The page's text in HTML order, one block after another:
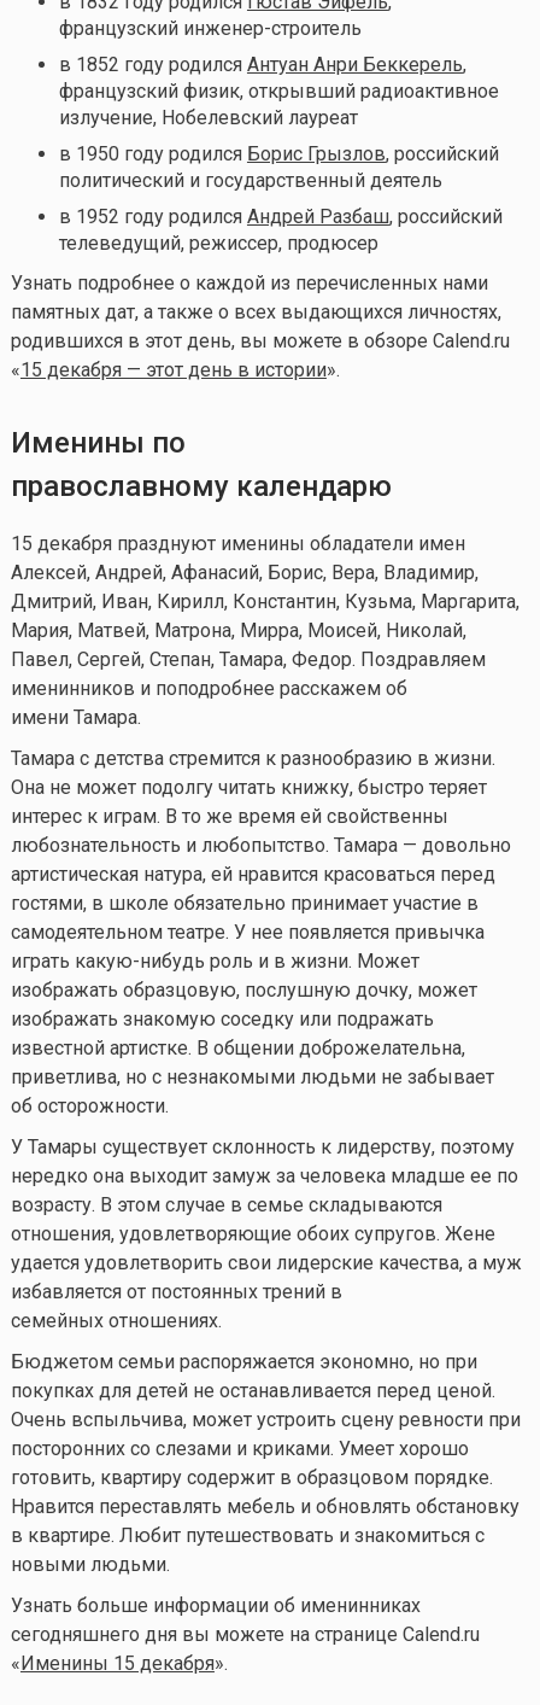
французский инженер-строитель
в 1852 году родился Антуан Анри Беккерель,
французский физик, открывший радиоактивное
излучение, Нобелевский лауреат
в 1950 году родился Борис Грызлов, российский
политический и государственный деятель
в 1952 году родился Андрей Разбаш, российский
телеведущий, режиссер, продюсер
Узнать подробнее о каждой из перечисленных нами
памятных дат, а также о всех выдающихся личностях,
родившихся в этот день, вы можете в обзоре Calend.ru
«15 декабря — этот день в истории».
Именины по
православному календарю
15 декабря празднуют именины обладатели имен
Алексей, Андрей, Афанасий, Борис, Вера, Владимир,
Дмитрий, Иван, Кирилл, Константин, Кузьма, Маргарита,
Мария, Матвей, Матрона, Мирра, Моисей, Николай,
Павел, Сергей, Степан, Тамара, Федор. Поздравляем
именинников и поподробнее расскажем об
имени Тамара.
Тамара с детства стремится к разнообразию в жизни.
Она не может подолгу читать книжку, быстро теряет
интерес к играм. В то же время ей свойственны
любознательность и любопытство. Тамара — довольно
артистическая натура, ей нравится красоваться перед
гостями, в школе обязательно принимает участие в
самодеятельном театре. У нее появляется привычка
играть какую-нибудь роль и в жизни. Может
изображать образцовую, послушную дочку, может
изображать знакомую соседку или подражать
известной артистке. В общении доброжелательна,
приветлива, но с незнакомыми людьми не забывает
об осторожности.
У Тамары существует склонность к лидерству, поэтому
нередко она выходит замуж за человека младше ее по
возрасту. В этом случае в семье складываются
отношения, удовлетворяющие обоих супругов. Жене
удается удовлетворить свои лидерские качества, а муж
избавляется от постоянных трений в
семейных отношениях.
Бюджетом семьи распоряжается экономно, но при
покупках для детей не останавливается перед ценой.
Очень вспыльчива, может устроить сцену ревности при
посторонних со слезами и криками. Умеет хорошо
готовить, квартиру содержит в образцовом порядке.
Нравится переставлять мебель и обновлять обстановку
в квартире. Любит путешествовать и знакомиться с
новыми людьми.
Узнать больше информации об именинниках
сегодняшнего дня вы можете на странице Calend.ru
«Именины 15 декабря».